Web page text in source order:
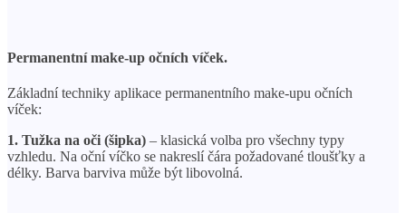
Permanentní make-up očních víček.
Základní techniky aplikace permanentního make-upu očních
víček:
1. Tužka na oči (šipka) – klasická volba pro všechny typy
vzhledu. Na oční víčko se nakreslí čára požadované tloušťky a
délky. Barva barviva může být libovolná.